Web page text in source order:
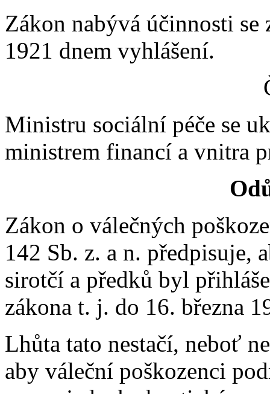
Zákon nabývá účinnosti se
1921 dnem vyhlášení.
Ministru sociální péče se
ministrem financí a vnitra
Zákon o válečných
142 Sb. z. a n. předpisuje,
sirotčí a předků byl
zákona t. j. do 16. března
Lhůta tato nestačí, neboť
aby váleční poškozenci